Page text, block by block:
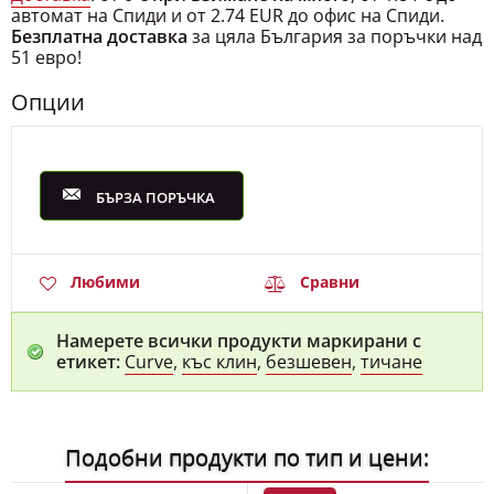
автомат на Спиди и от 2.74 EUR до офис на Спиди.
Безплатна доставка за цяла България за поръчки над
51 евро!
Опции
БЪРЗА ПОРЪЧКА
Любими Сравни
Намерете всички продукти маркирани с
етикет: Curve, къс клин, безшевен, тичане
Подобни продукти по тип и цени: